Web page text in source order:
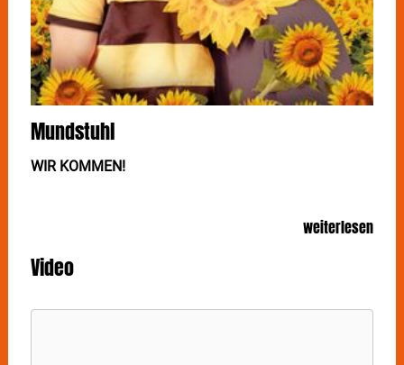
Mundstuhl
WIR KOMMEN!
MUNDSTUHL präsentieren mit "Wir kommen!" ihr
brandneues und unfassbar lustiges Programm mit
einhundertprozentiger Lachtränengarantie! Für den
12. April im Theaterhaus Stuttgart herrscht
manchen Menschen als zu lustig empfunden werden.
weiterlesen
Video